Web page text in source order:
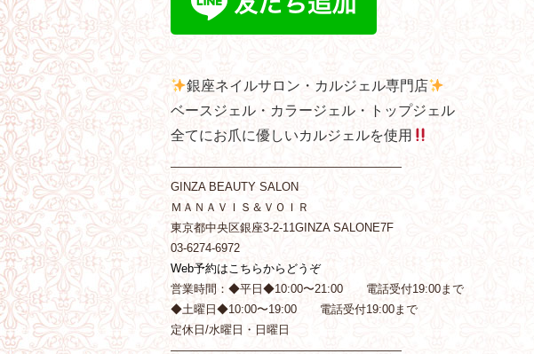
銀座ネイルサロン・カルジェル専門店
ベースジェル・カラージェル・トップジェル
全てにお爪に優しいカルジェルを使用
————————————————————
GINZA BEAUTY SALON
ＭＡＮＡＶＩＳ＆ＶＯＩＲ
東京都中央区銀座3-2-11GINZA SALONE7F
03-6274-6972
Web予約はこちらからどうぞ
営業時間：◆平日◆10:00〜21:00 電話受付19:00まで
◆土曜日◆10:00〜19:00 電話受付19:00まで
定休日/水曜日・日曜日
————————————————————